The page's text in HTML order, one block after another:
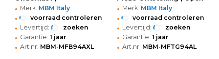
400x900x850(h)mm
• Merk: MBM Italy
• voorraad controleren
• Levertijd: zoeken
• Garantie: 1 jaar
• Art.nr: MBM-MFB94AXL
Onderkast |
400x900x850(h)mm
• Merk: MBM Italy
• voorraad controleren
• Levertijd: zoeken
• Garantie: 1 jaar
• Art.nr: MBM-MFTG94AL